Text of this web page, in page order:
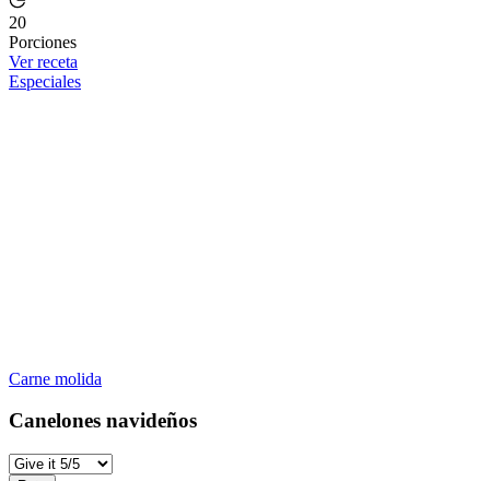
20
Porciones
Ver receta
Especiales
Carne molida
Canelones navideños